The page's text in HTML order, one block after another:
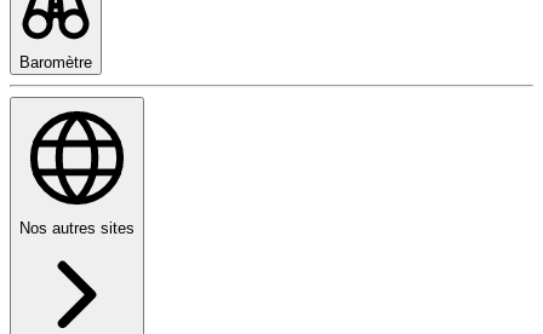
Baromètre
Nos autres sites